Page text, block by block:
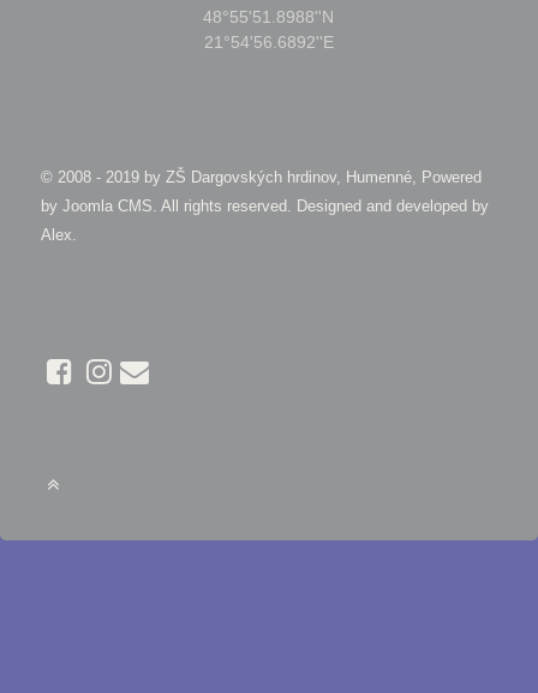
48°55'51.8988''N
21°54'56.6892''E
© 2008 - 2019 by ZŠ Dargovských hrdinov, Humenné, Powered
by Joomla CMS . All rights reserved. Designed and developed by
Alex